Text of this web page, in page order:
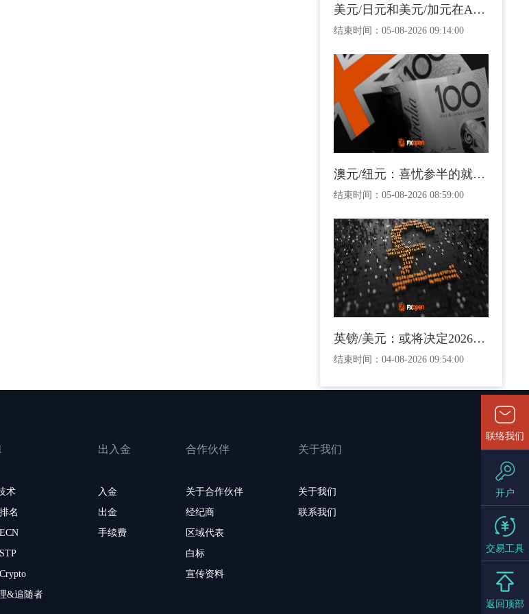
美元/日元和美元/加元在ADP就业报告公布前盘整
结束时间：05-08-2026 09:14:00
澳元/纽元：喜忧参半的就业报告达到关键图表水平
结束时间：05-08-2026 08:59:00
英镑/美元：或将决定2026年剩余时间走势的三角关系
结束时间：04-08-2026 09:54:00
术
名
&追随者
出入金
入金
出金
手续费
合作伙伴
关于合作伙伴
经纪商
区域代表
白标
宣传资料
关于我们
关于我们
联系我们
联络我们
开户
交易工具
返回顶部